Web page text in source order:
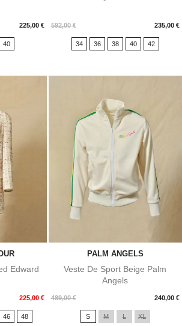
225,00 €
40
592,00 € 235,00 €
Prix
34 36 38 40 42
Edward
225,00 €
46 48
PALM ANGELS
Veste De Sport Beige Palm
Angels
489,00 € 240,00 €
Prix
S M L XL